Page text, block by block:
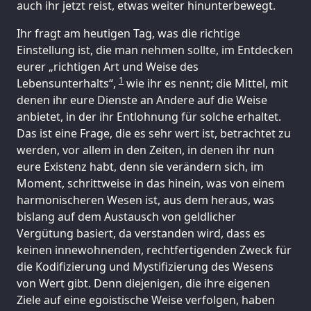
auch ihr jetzt reist, etwas weiter hinunterbewegt.
Ihr fragt am heutigen Tag, was die richtige
Einstellung ist, die man nehmen sollte, im Entdecken
eurer „richtigen Art und Weise des
Lebensunterhalts“, 1 wie ihr es nennt; die Mittel, mit
denen ihr eure Dienste an Andere auf die Weise
anbietet, in der ihr Entlohnung für solche erhaltet.
Das ist eine Frage, die es sehr wert ist, betrachtet zu
werden, vor allem in den Zeiten, in denen ihr nun
eure Existenz habt, denn sie verändern sich, im
Moment, schrittweise in das hinein, was von einem
harmonischeren Wesen ist, aus dem heraus, was
bislang auf dem Austausch von geldlicher
Vergütung basiert, da verstanden wird, dass es
keinen innewohnenden, rechtfertigenden Zweck für
die Kodifizierung und Mystifizierung des Wesens
von Wert gibt. Denn diejenigen, die ihre eigenen
Ziele auf eine egoistische Weise verfolgen, haben